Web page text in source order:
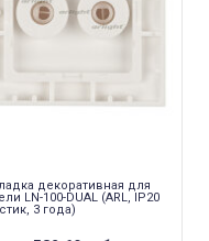
декоративная для
LN-100-DUAL (ARL, IP20
3 года)